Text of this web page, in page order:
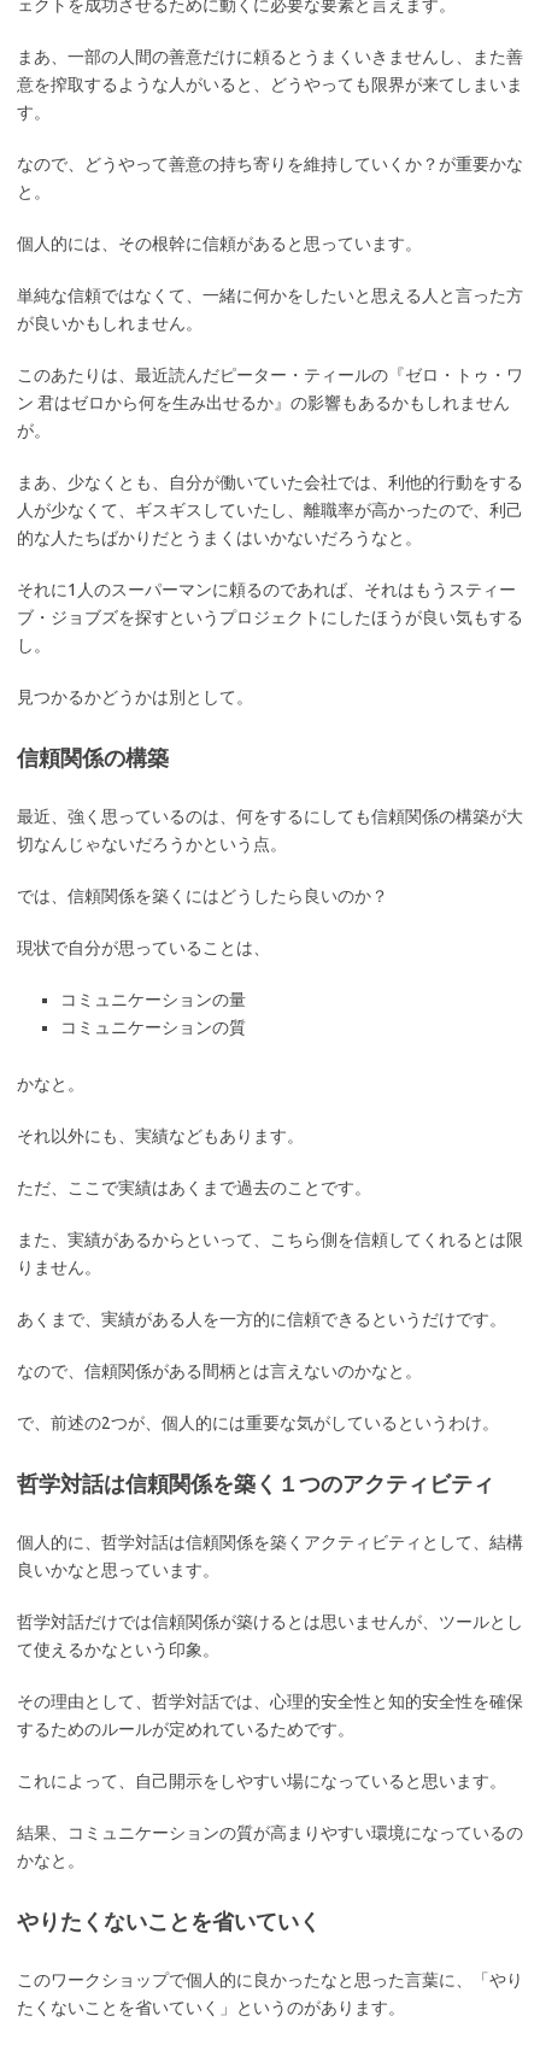
ェクトを成功させるために動くに必要な要素と言えます。
まあ、一部の人間の善意だけに頼るとうまくいきませんし、また善
意を搾取するような人がいると、どうやっても限界が来てしまいま
す。
なので、どうやって善意の持ち寄りを維持していくか？が重要かな
と。
個人的には、その根幹に信頼があると思っています。
単純な信頼ではなくて、一緒に何かをしたいと思える人と言った方
が良いかもしれません。
このあたりは、最近読んだピーター・ティールの『ゼロ・トゥ・ワ
ン 君はゼロから何を生み出せるか』の影響もあるかもしれません
が。
まあ、少なくとも、自分が働いていた会社では、利他的行動をする
人が少なくて、ギスギスしていたし、離職率が高かったので、利己
的な人たちばかりだとうまくはいかないだろうなと。
それに1人のスーパーマンに頼るのであれば、それはもうスティー
ブ・ジョブズを探すというプロジェクトにしたほうが良い気もする
し。
見つかるかどうかは別として。
信頼関係の構築
最近、強く思っているのは、何をするにしても信頼関係の構築が大
切なんじゃないだろうかという点。
では、信頼関係を築くにはどうしたら良いのか？
現状で自分が思っていることは、
コミュニケーションの量
コミュニケーションの質
かなと。
それ以外にも、実績などもあります。
ただ、ここで実績はあくまで過去のことです。
また、実績があるからといって、こちら側を信頼してくれるとは限
りません。
あくまで、実績がある人を一方的に信頼できるというだけです。
なので、信頼関係がある間柄とは言えないのかなと。
で、前述の2つが、個人的には重要な気がしているというわけ。
哲学対話は信頼関係を築く１つのアクティビティ
個人的に、哲学対話は信頼関係を築くアクティビティとして、結構
良いかなと思っています。
哲学対話だけでは信頼関係が築けるとは思いませんが、ツールとし
て使えるかなという印象。
その理由として、哲学対話では、心理的安全性と知的安全性を確保
するためのルールが定めれているためです。
これによって、自己開示をしやすい場になっていると思います。
結果、コミュニケーションの質が高まりやすい環境になっているの
かなと。
やりたくないことを省いていく
このワークショップで個人的に良かったなと思った言葉に、「やり
たくないことを省いていく」というのがあります。